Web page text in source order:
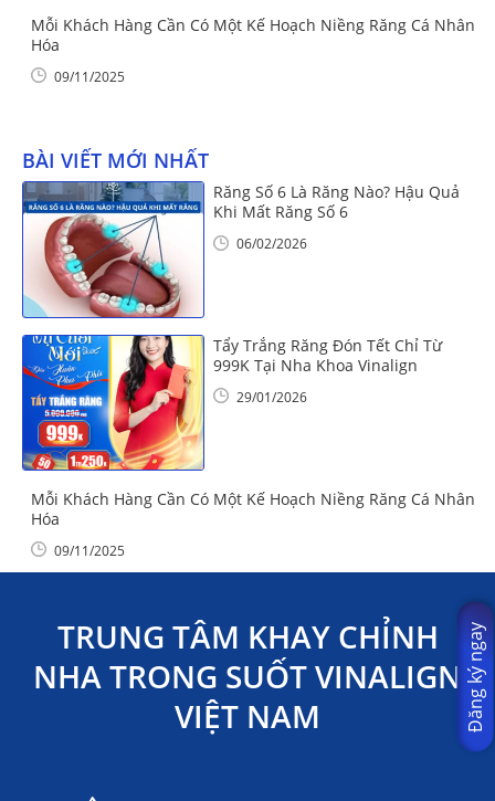
Mỗi Khách Hàng Cần Có Một Kế Hoạch Niềng Răng Cá Nhân
Hóa
09/11/2025
BÀI VIẾT MỚI NHẤT
Răng Số 6 Là Răng Nào? Hậu Quả
Khi Mất Răng Số 6
06/02/2026
Tẩy Trắng Răng Đón Tết Chỉ Từ
999K Tại Nha Khoa Vinalign
29/01/2026
Mỗi Khách Hàng Cần Có Một Kế Hoạch Niềng Răng Cá Nhân
Hóa
09/11/2025
TRUNG TÂM KHAY CHỈNH
NHA TRONG SUỐT VINALIGN
VIỆT NAM
Đăng ký ngay